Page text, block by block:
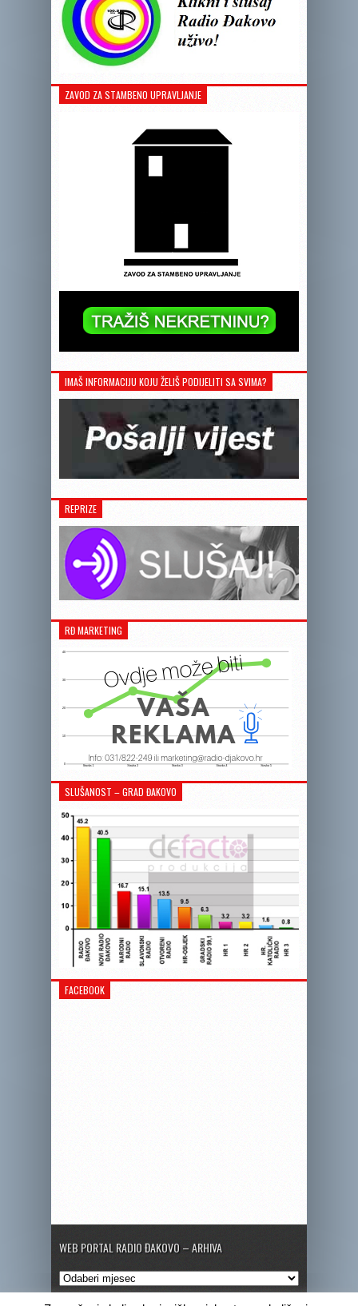
ZAVOD ZA STAMBENO UPRAVLJANJE
IMAŠ INFORMACIJU KOJU ŽELIŠ PODIJELITI SA SVIMA?
REPRIZE
RĐ MARKETING
SLUŠANOST – GRAD ĐAKOVO
FACEBOOK
WEB PORTAL RADIO ĐAKOVO – ARHIVA
Web
portal